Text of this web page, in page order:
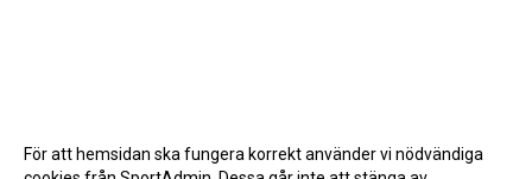
För att hemsidan ska fungera korrekt använder vi nödvändiga